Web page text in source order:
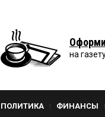
на
ПОЛИТИКА ФИНАНСЫ